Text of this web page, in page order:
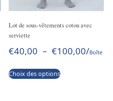
Lot de sous-vêtements coton avec
serviette
€40,00 – €100,00/Boîte
Choix des options